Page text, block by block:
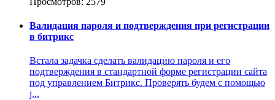
Валидация пароля и подтверждения при регистрации
в битрикс
Встала задачка сделать валидацию пароля и его
подтверждения в стандартной форме регистрации сайта
под управлением Битрикс. Проверять будем с помощью
j...